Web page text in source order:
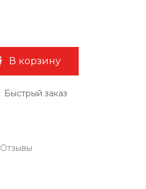
В корзину
Быстрый заказ
Отзывы